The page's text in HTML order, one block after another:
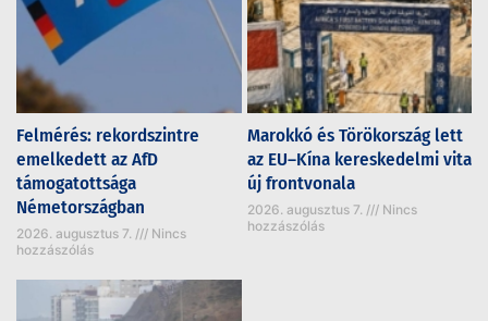
Felmérés: rekordszintre
emelkedett az AfD
támogatottsága
Németországban
2026. augusztus 7.
Nincs
hozzászólás
Marokkó és Törökország lett
az EU–Kína kereskedelmi vita
új frontvonala
2026. augusztus 7.
Nincs
hozzászólás